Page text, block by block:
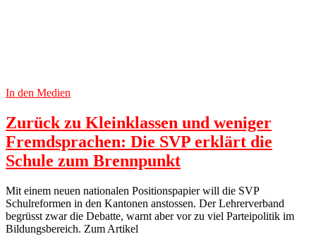
In den Medien
Zurück zu Kleinklassen und weniger
Fremdsprachen: Die SVP erklärt die
Schule zum Brennpunkt
Mit einem neuen nationalen Positionspapier will die SVP
Schulreformen in den Kantonen anstossen. Der Lehrerverband
begrüsst zwar die Debatte, warnt aber vor zu viel Parteipolitik im
Bildungsbereich. Zum Artikel